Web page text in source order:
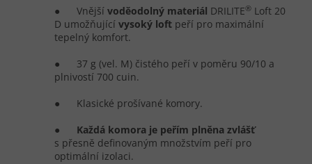
● Vnější voděodolný materiál DRILITE® Loft 20
D umožňující vysoký loft peří pro maximální
tepelný komfort.
● 37 g (vel. M) čistého peří v poměru 90/10 a
plnivostí 700 cuin.
● Klasické prošívané komory.
● Každá komora je peřím plněna zvlášť
s přesně definovaným množstvím peří pro
optimální izolaci.